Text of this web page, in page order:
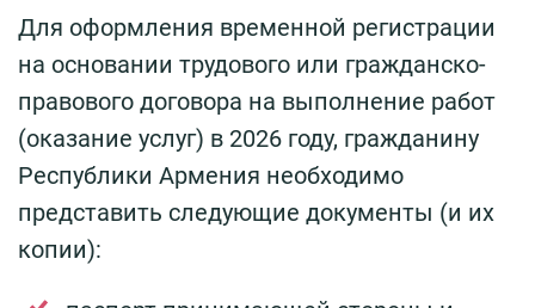
Для оформления временной регистрации
на основании трудового или гражданско-
правового договора на выполнение работ
(оказание услуг) в 2026 году, гражданину
Республики Армения необходимо
представить следующие документы (и их
копии):